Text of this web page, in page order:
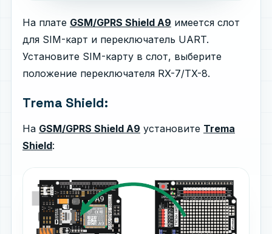
На плате GSM/GPRS Shield A9 имеется слот
для SIM-карт и переключатель UART.
Установите SIM-карту в слот, выберите
положение переключателя RX-7/TX-8.
Trema Shield:
На GSM/GPRS Shield A9 установите Trema
Shield: